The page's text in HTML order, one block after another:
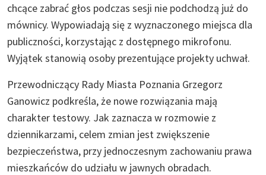
chcące zabrać głos podczas sesji nie podchodzą już do
mównicy. Wypowiadają się z wyznaczonego miejsca dla
publiczności, korzystając z dostępnego mikrofonu.
Wyjątek stanowią osoby prezentujące projekty uchwał.
Przewodniczący Rady Miasta Poznania Grzegorz
Ganowicz podkreśla, że nowe rozwiązania mają
charakter testowy. Jak zaznacza w rozmowie z
dziennikarzami, celem zmian jest zwiększenie
bezpieczeństwa, przy jednoczesnym zachowaniu prawa
mieszkańców do udziału w jawnych obradach.